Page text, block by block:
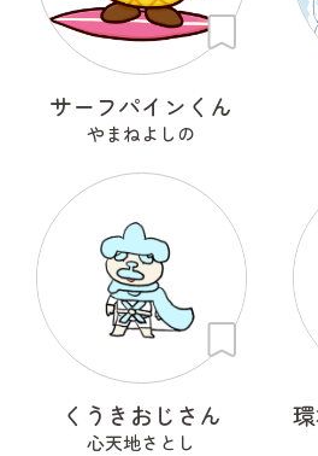
サーフパインくん
やまねよしの
くうきおじさん
心天地さとし